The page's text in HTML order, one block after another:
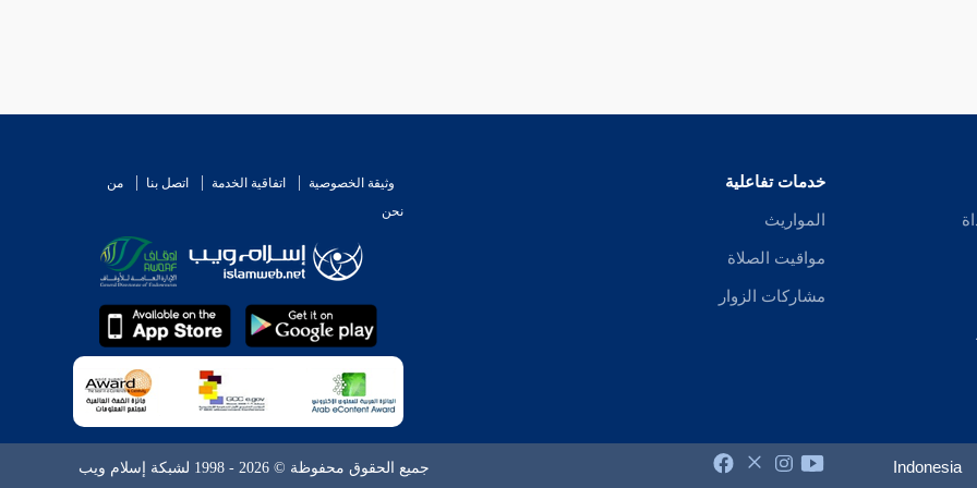
خدمات تفاعلية
المواريث
مواقيت الصلاة
مشاركات الزوار
وثيقة الخصوصية اتفاقية الخدمة اتصل بنا
من
نحن
Indonesia جميع الحقوق محفوظة © 2026 - 1998 لشبكة إسلام ويب